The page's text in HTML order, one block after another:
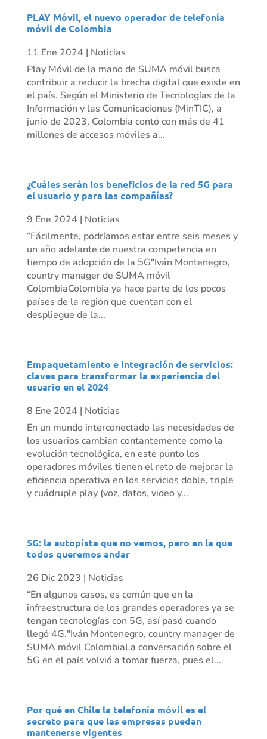
PLAY Móvil, el nuevo operador de telefonía
móvil de Colombia
11 Ene 2024 | Noticias
Play Móvil de la mano de SUMA móvil busca
contribuir a reducir la brecha digital que existe en
el país. Según el Ministerio de Tecnologías de la
Información y las Comunicaciones (MinTIC), a
junio de 2023, Colombia contó con más de 41
millones de accesos móviles a...
¿Cuáles serán los beneficios de la red 5G para
el usuario y para las compañías?
9 Ene 2024 | Noticias
“Fácilmente, podríamos estar entre seis meses y
un año adelante de nuestra competencia en
tiempo de adopción de la 5G"Iván Montenegro,
country manager de SUMA móvil
ColombiaColombia ya hace parte de los pocos
países de la región que cuentan con el
despliegue de la...
Empaquetamiento e integración de servicios:
claves para transformar la experiencia del
usuario en el 2024
8 Ene 2024 | Noticias
En un mundo interconectado las necesidades de
los usuarios cambian contantemente como la
evolución tecnológica, en este punto los
operadores móviles tienen el reto de mejorar la
eficiencia operativa en los servicios doble, triple
y cuádruple play (voz, datos, video y...
5G: la autopista que no vemos, pero en la que
todos queremos andar
26 Dic 2023 | Noticias
“En algunos casos, es común que en la
infraestructura de los grandes operadores ya se
tengan tecnologías con 5G, así pasó cuando
llegó 4G."Iván Montenegro, country manager de
SUMA móvil ColombiaLa conversación sobre el
5G en el país volvió a tomar fuerza, pues el...
Por qué en Chile la telefonía móvil es el
secreto para que las empresas puedan
mantenerse vigentes